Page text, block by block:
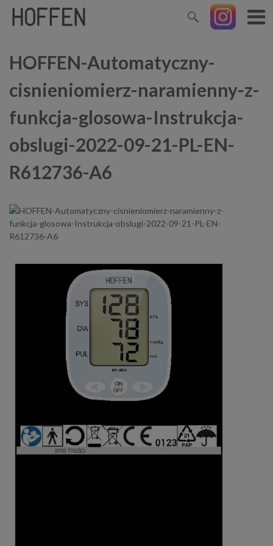
HOFFEN-Automatyczny-
cisnieniomierz-naramienny-z-
funkcja-glosowa-Instrukcja-
obslugi-2022-09-21-PL-EN-
R612736-A6